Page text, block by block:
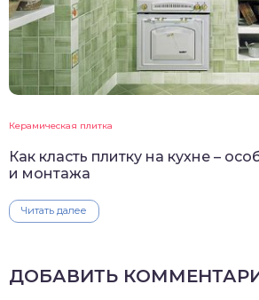
Керамическая плитка
Как класть плитку на кухне –
и монтажа
Читать далее
ДОБАВИТЬ